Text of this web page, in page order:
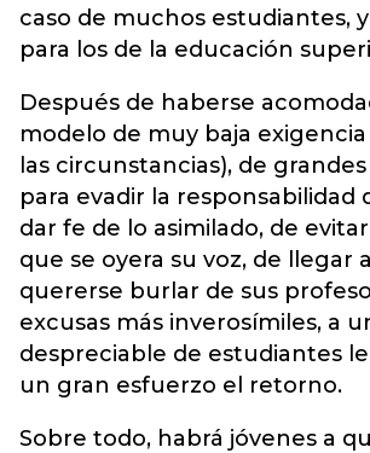
caso de muchos estudiantes,
para los de la educación
Después de haberse
modelo de muy baja
las circunstancias), de
para evadir la responsabilidad
dar fe de lo asimilado, de
que se oyera su voz, de llegar
quererse burlar de sus
excusas más inverosímiles, a
despreciable de estudiantes
un gran esfuerzo el retorno.
Sobre todo, habrá jóvenes a